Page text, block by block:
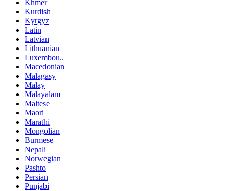
Khmer
Kurdish
Kyrgyz
Latin
Latvian
Lithuanian
Luxembou..
Macedonian
Malagasy
Malay
Malayalam
Maltese
Maori
Marathi
Mongolian
Burmese
Nepali
Norwegian
Pashto
Persian
Punjabi